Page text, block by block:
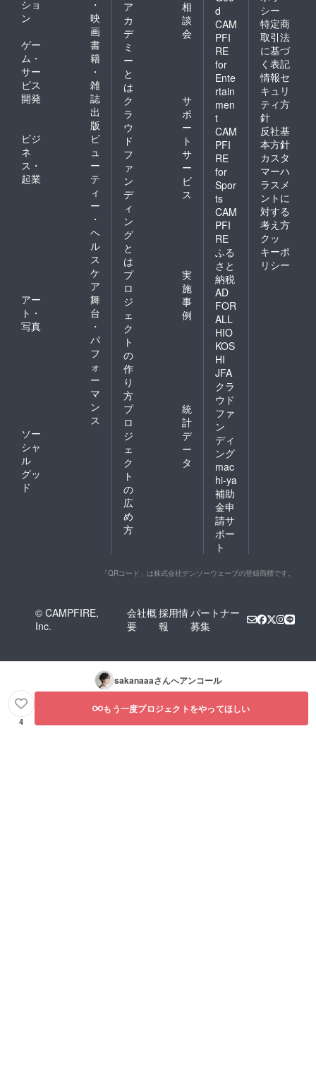
ん文章が書ける場所が見つ
かって良かった。ではま
た〜
ショ
ン
・
映
画
ゲー
ム・
サー
ビス
開発
書
籍
・
雑
誌
出
版
ビジ
ネ
ス・
起業
ビ
ュ
ー
テ
ィ
ー
・
ヘ
ル
ス
ケ
ア
アー
ト・
写真
舞
台
・
パ
フ
ォ
ー
マ
ン
ス
ソー
シャ
ル
グッ
ド
ア
カ
デ
ミ
ー
と
は
相
談
会
ク
ラ
ウ
ド
フ
ァ
ン
デ
ィ
ン
グ
と
は
サ
ポ
ー
ト
サ
ー
ビ
ス
プ
ロ
ジ
ェ
ク
ト
の
作
り
方
実
施
事
例
プ
ロ
ジ
ェ
ク
ト
の
広
め
方
統
計
デ
ー
タ
d
CAM
PFI
RE
for
Ente
rtain
men
t
CAM
PFI
RE
for
Spor
ts
CAM
PFI
RE
ふる
さと
納税
AD
FOR
ALL
HIO
KOS
HI
JFA
クラ
ウド
ファ
ン
ディ
ング
mac
hi-ya
補助
金申
請サ
ポー
ト
シー
特定商
取引法
に基づ
く表記
情報セ
キュリ
ティ方
針
反社基
本方針
カスタ
マーハ
ラスメ
ントに
対する
考え方
クッ
キーポ
リシー
「QRコード」は株式会社デンソーウェーブの登録商標です。
© CAMPFIRE,
Inc.
会社概
要
採用情
報
パートナー
募集
sakanaaaさんへアンコール
4
もう一度プロジェクトをやってほしい